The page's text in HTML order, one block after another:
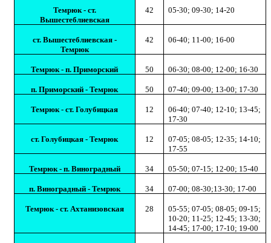
Темрюк - ст.
Вышестеблиевская
42 05-30; 09-30; 14-20
ст. Вышестеблиевская -
Темрюк
42 06-40; 11-00; 16-00
Темрюк - п. Приморский 50 06-30; 08-00; 12-00; 16-30
п. Приморский - Темрюк 50 07-40; 09-00; 13-00; 17-30
Темрюк - ст. Голубицкая 12
06-40; 07-40; 12-10; 13-45;
17-30
ст. Голубицкая - Темрюк 12
07-05; 08-05; 12-35; 14-10;
17-55
Темрюк - п. Виноградный 34 05-50; 07-15; 12-00; 15-40
п. Виноградный - Темрюк 34 07-00; 08-30;13-30; 17-00
Темрюк - ст. Ахтанизовская 28
05-55; 07-05; 08-05; 09-15;
10-20; 11-25; 12-45; 13-30;
14-45; 17-00; 17-10; 19-00